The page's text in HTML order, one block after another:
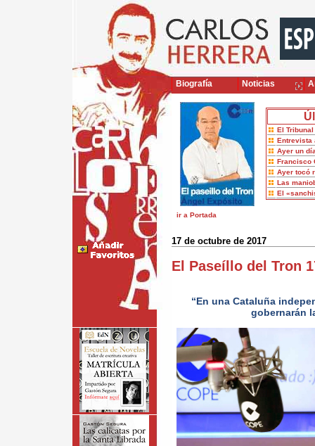
El
Entrevista
Ayer un
Francisco
Ayer tocó
Las
El
ir a Portada
17 de octubre de 2017
El Paseíllo del Tron
“En una Cataluña
gobernarán
Biografía Noticias